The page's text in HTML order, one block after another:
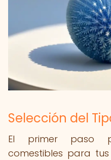
Selección del
El primer paso
comestibles para